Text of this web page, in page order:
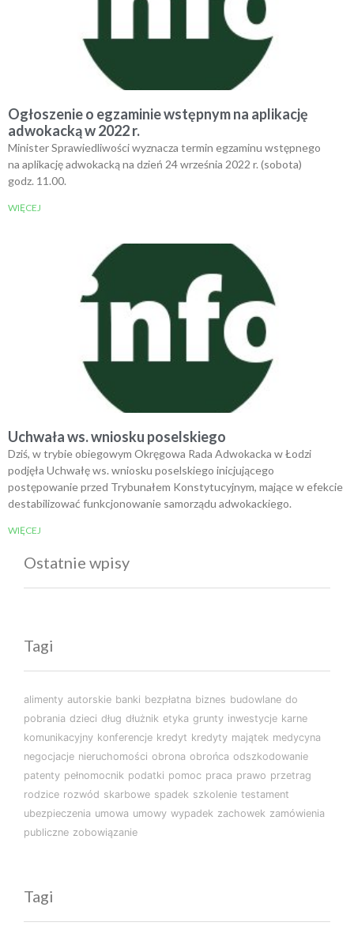
Ogłoszenie o egzaminie wstępnym na aplikację
adwokacką w 2022 r.
Minister Sprawiedliwości wyznacza termin egzaminu wstępnego
na aplikację adwokacką na dzień 24 września 2022 r. (sobota)
godz. 11.00.
WIĘCEJ
Uchwała ws. wniosku poselskiego
Dziś, w trybie obiegowym Okręgowa Rada Adwokacka w Łodzi
podjęła Uchwałę ws. wniosku poselskiego inicjującego
postępowanie przed Trybunałem Konstytucyjnym, mające w efekcie
destabilizować funkcjonowanie samorządu adwokackiego.
WIĘCEJ
Ostatnie wpisy
Tagi
alimenty autorskie banki bezpłatna biznes budowlane do
pobrania dzieci dług dłużnik etyka grunty inwestycje karne
komunikacyjny konferencje kredyt kredyty majątek medycyna
negocjacje nieruchomości obrona obrońca odszkodowanie
patenty pełnomocnik podatki pomoc praca prawo przetrag
rodzice rozwód skarbowe spadek szkolenie testament
ubezpieczenia umowa umowy wypadek zachowek zamówienia
publiczne zobowiązanie
Tagi